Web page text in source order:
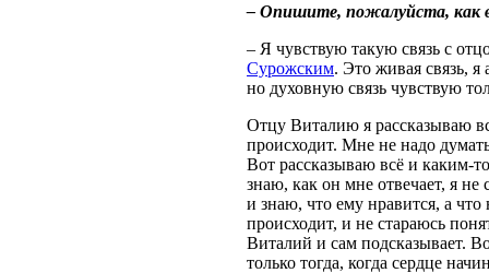
– Опишите, пожалуйста, как
– Я чувствую такую связь с
Сурожским. Это живая связь,
но духовную связь чувствую
Отцу Виталию я рассказываю
происходит. Мне не надо
Вот рассказываю всё и каким-
знаю, как он мне отвечает, я
и знаю, что ему нравится, а
происходит, и не стараюсь
Виталий и сам подсказывает.
только тогда, когда сердце